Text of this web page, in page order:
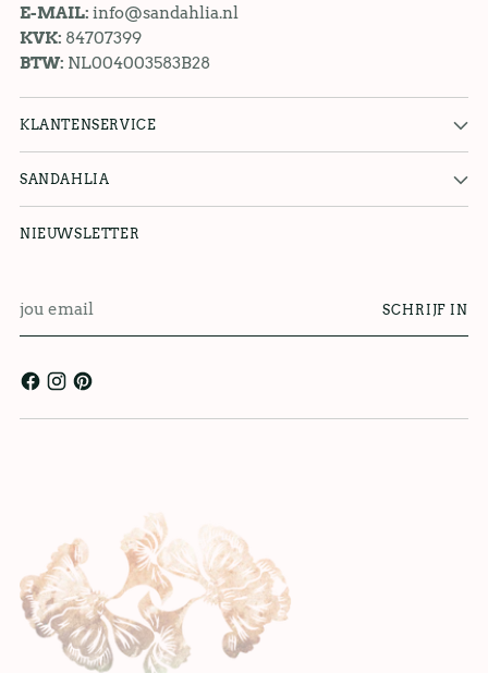
E-MAIL: info@sandahlia.nl
KVK: 84707399
BTW: NL004003583B28
KLANTENSERVICE
SANDAHLIA
NIEUWSLETTER
email
SCHRIJF IN